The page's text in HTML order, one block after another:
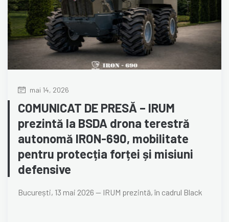
mai 14, 2026
COMUNICAT DE PRESĂ – IRUM
prezintă la BSDA drona terestră
autonomă IRON-690, mobilitate
pentru protecția forței și misiuni
defensive
București, 13 mai 2026 — IRUM prezintă, în cadrul Black